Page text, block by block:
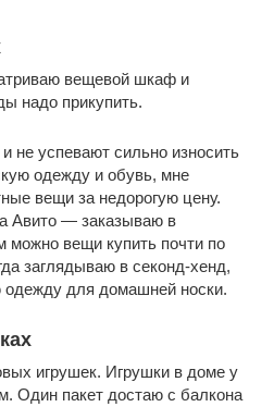
вещевой шкаф и
надо прикупить.
не успевают сильно износить
одежду и обувь, мне
вещи за недорогую цену.
Авито — заказываю в
можно вещи купить почти по
заглядываю в секонд-хенд,
одежду для домашней носки.
игрушек. Игрушки в доме у
Один пакет достаю с балкона